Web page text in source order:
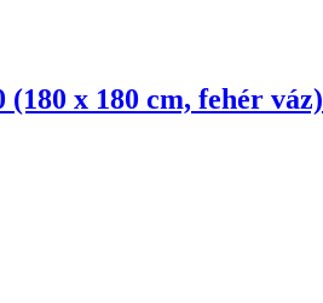
x 180 cm, fehér váz)